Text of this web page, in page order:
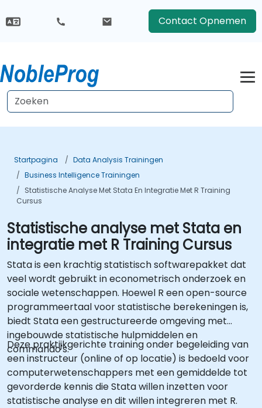
Contact Opnemen
Startpagina
Data Analysis Trainingen
Business Intelligence Trainingen
Statistische Analyse Met Stata En Integratie Met R Training
Cursus
Statistische analyse met Stata en
integratie met R Training Cursus
Stata is een krachtig statistisch softwarepakket dat
veel wordt gebruikt in econometrisch onderzoek en
sociale wetenschappen. Hoewel R een open-source
programmeertaal voor statistische berekeningen is,
biedt Stata een gestructureerde omgeving met
ingebouwde statistische hulpmiddelen en
commando's.
Deze praktijkgerichte training onder begeleiding van
een instructeur (online of op locatie) is bedoeld voor
computerwetenschappers met een gemiddelde tot
gevorderde kennis die Stata willen inzetten voor
statistische analyse en dit willen integreren met R.